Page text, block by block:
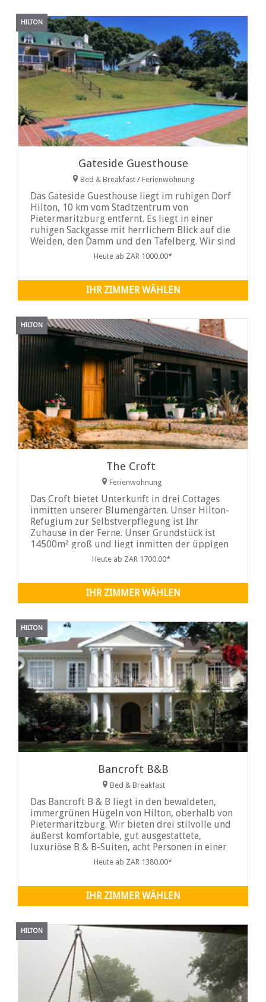
HILTON
Gateside Guesthouse
Bed & Breakfast / Ferienwohnung
Das Gateside Guesthouse liegt im ruhigen Dorf
Hilton, 10 km vom Stadtzentrum von
Pietermaritzburg entfernt. Es liegt in einer
ruhigen Sackgasse mit herrlichem Blick auf die
Weiden, den Damm und den Tafelberg. Wir sind
am Eingang zum Midlands Meander, in der
Heute ab ZAR 1000.00*
IHR ZIMMER WÄHLEN
HILTON
The Croft
Ferienwohnung
Das Croft bietet Unterkunft in drei Cottages
inmitten unserer Blumengärten. Unser Hilton-
Refugium zur Selbstverpflegung ist Ihr
Zuhause in der Ferne. Unser Grundstück ist
14500m² groß und liegt inmitten der üppigen
Vegetation des Hilton Village.
Heute ab ZAR 1700.00*
IHR ZIMMER WÄHLEN
HILTON
Bancroft B&B
Bed & Breakfast
Das Bancroft B & B liegt in den bewaldeten,
immergrünen Hügeln von Hilton, oberhalb von
Pietermaritzburg. Wir bieten drei stilvolle und
äußerst komfortable, gut ausgestattete,
luxuriöse B & B-Suiten, acht Personen in einer
gemütlichen Umgebung mit einem schönen
Heute ab ZAR 1380.00*
IHR ZIMMER WÄHLEN
HILTON